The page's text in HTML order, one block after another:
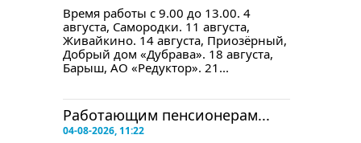
Время работы с 9.00 до 13.00. 4
августа, Самородки. 11 августа,
Живайкино. 14 августа, Приозёрный,
Добрый дом «Дубрава». 18 августа,
Барыш, АО «Редуктор». 21...
Работающим пенсионерам...
04-08-2026, 11:22